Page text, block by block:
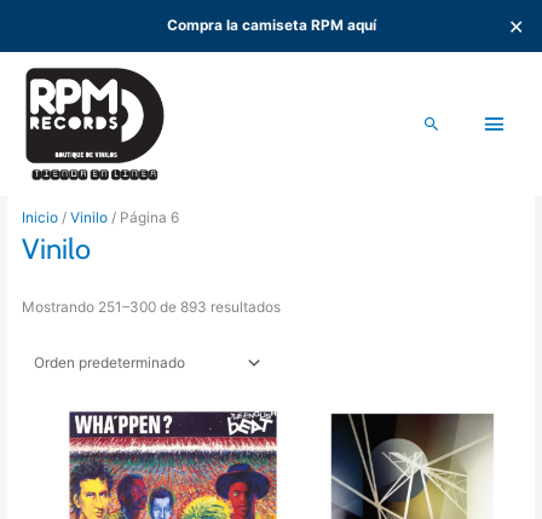
Compra la camiseta RPM aquí ✕
contenido
Buscar
Inicio /Vinilo / Página 6
Vinilo
Mostrando 251–300 de 893 resultados